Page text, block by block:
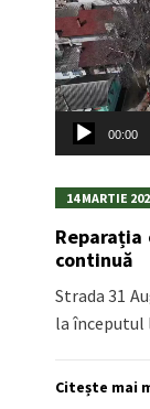
00:00
14 MARTIE
continuă
Strada 31
la începutul
Citește mai